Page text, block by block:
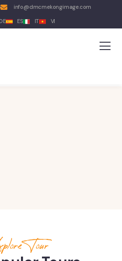
info@dmcmekongimage.com
DE ES IT VI
Tour